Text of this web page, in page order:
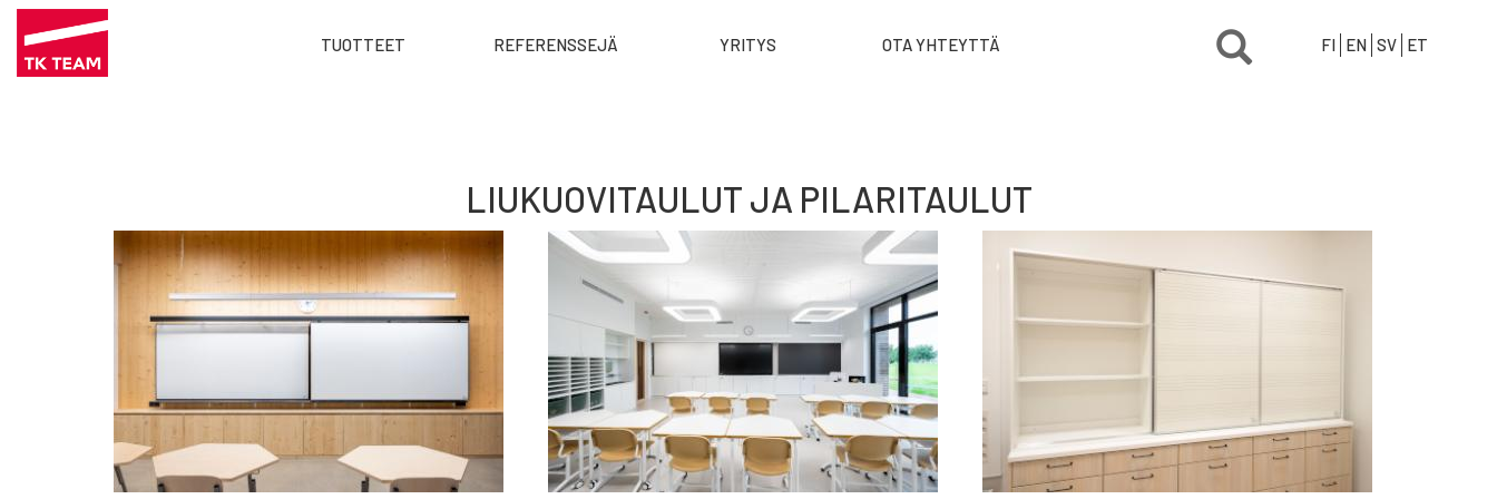
Hyppää
MainTUOTTEET REFERENSSEJÄ YRITYS OTA YHTEYTTÄ FI EN SV ET
LIUKUOVITAULUT JA PILARITAULUT